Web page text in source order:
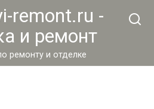
remont.ru -
и ремонт
ремонту и отделке